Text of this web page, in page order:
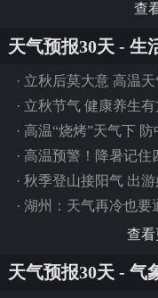
查
天气预报30天 - 生
· 立秋后莫大意 高温
· 立秋节气 健康养生
· 高温“烧烤”天气下
· 高温预警！降暑记住
· 秋季登山接阳气 出
· 湖州：天气再冷也要
查
天气预报30天 - 气